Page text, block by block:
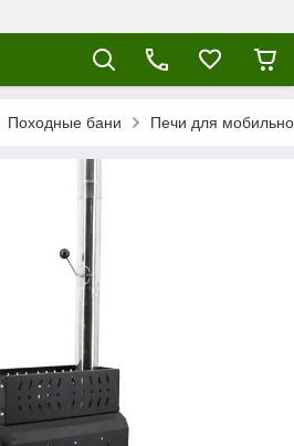
Походные бани Печи для